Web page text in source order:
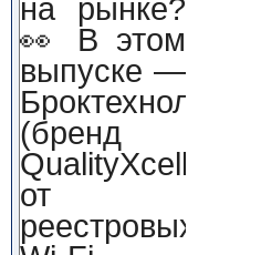
на рынке?
👀 В этом
выпуске —
Броктехнолоджи
(бренд
QualityXcellence):
от
реестровых